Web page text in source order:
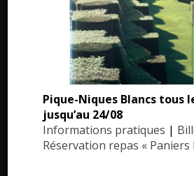
Email : contact@eyrignac.com
ESPACE PRESSE
Dossier de presse
Communiqués de presse
Photothèque
Pique-Niques Blancs tous
jusqu’au 24/08
Informations pratiques |
Réservation repas « Paniers